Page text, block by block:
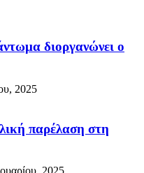
διοργανώνει ο
2025
παρέλαση στη